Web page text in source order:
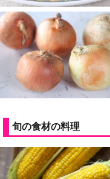
旬の食材の料理